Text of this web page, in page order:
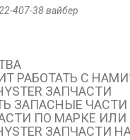
407-38 вайбер
РАБОТАТЬ С
ЗАПЧАСТИ
ЗАПАСНЫЕ ЧАСТИ
ПО МАРКЕ
ЗАПЧАСТИ